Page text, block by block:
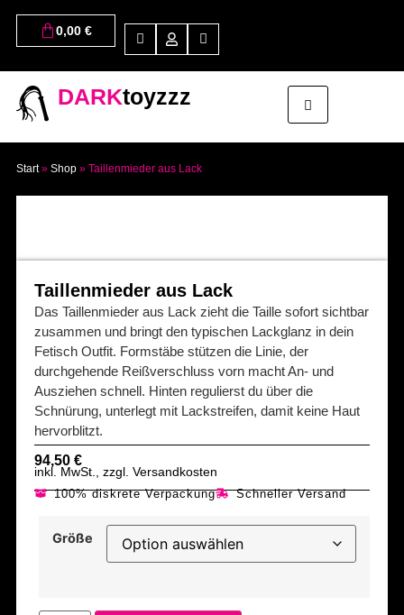
0,00 €
DARKtoyzzz
Start» Shop» Taillenmieder aus Lack
Taillenmieder aus Lack
Das Taillenmieder aus Lack zieht die Taille sofort sichtbar
zusammen und bringt den typischen Lackglanz in dein
Fetisch Outfit. Formstäbe stützen die Linie, der
durchgehende Reißverschluss vorn macht An- und
Ausziehen schnell. Hinten regulierst du über die
Schnürung, unterlegt mit Lackstreifen, damit keine Haut
hervorblitzt.
94,50 €
inkl. MwSt., zzgl. Versandkosten
100% diskrete Verpackung Schneller Versand
Größe